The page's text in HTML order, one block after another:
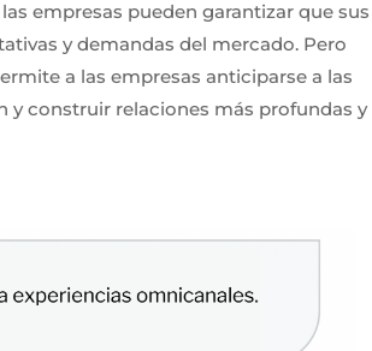
empresas pueden garantizar que sus
y demandas del mercado. Pero
a las empresas anticiparse a las
construir relaciones más profundas y